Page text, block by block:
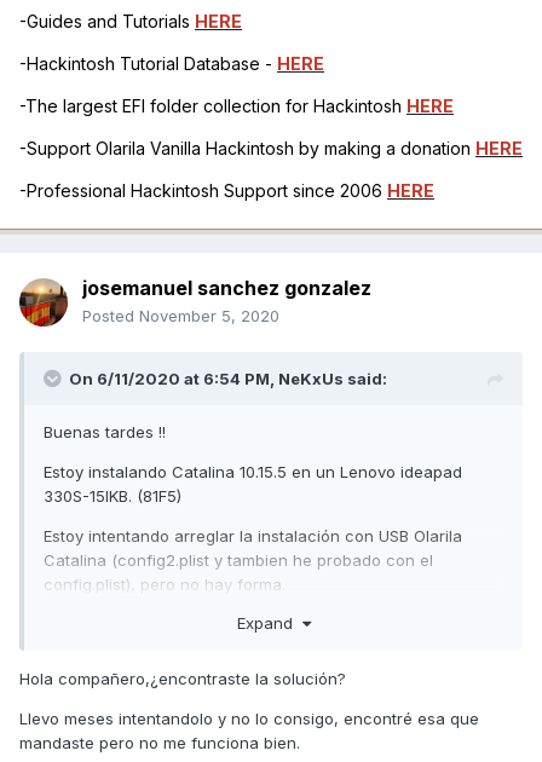
-Guides and Tutorials HERE
-Hackintosh Tutorial Database - HERE
-The largest EFI folder collection for Hackintosh HERE
-Support Olarila Vanilla Hackintosh by making a donation HERE
-Professional Hackintosh Support since 2006 HERE
josemanuel sanchez gonzalez
Posted November 5, 2020
On 6/11/2020 at 6:54 PM, NeKxUs said:
Buenas tardes !!
Estoy instalando Catalina 10.15.5 en un Lenovo ideapad
330S-15IKB. (81F5)
Estoy intentando arreglar la instalación con USB Olarila
Catalina (config2.plist y tambien he probado con el
config.plist), pero no hay forma.
ideapad-330s-14ikb-i5-8250u-mojave-10-14-6-windows-
portátil.
Expand
Hola compañero,¿encontraste la solución?
Llevo meses intentandolo y no lo consigo, encontré esa que
mandaste pero no me funciona bien.